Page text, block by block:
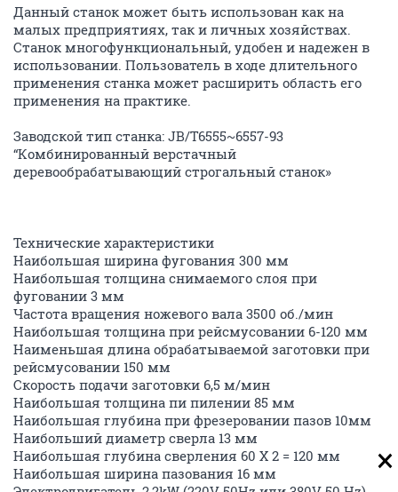
Данный станок может быть использован как на
малых предприятиях, так и личных хозяйствах.
Станок многофункциональный, удобен и надежен в
использовании. Пользователь в ходе длительного
применения станка может расширить область его
применения на практике.
Заводской тип станка: JB/T6555~6557-93
“Комбинированный верстачный
деревообрабатывающий строгальный станок»
Технические характеристики
Наибольшая ширина фугования 300 мм
Наибольшая толщина снимаемого слоя при
фуговании 3 мм
Частота вращения ножевого вала 3500 об./мин
Наибольшая толщина при рейсмусовании 6-120 мм
Наименьшая длина обрабатываемой заготовки при
рейсмусовании 150 мм
Скорость подачи заготовки 6,5 м/мин
Наибольшая толщина пи пилении 85 мм
Наибольшая глубина при фрезеровании пазов 10мм
Наибольший диаметр сверла 13 мм
Наибольшая глубина сверления 60 Х 2 = 120 мм
Наибольшая ширина пазования 16 мм